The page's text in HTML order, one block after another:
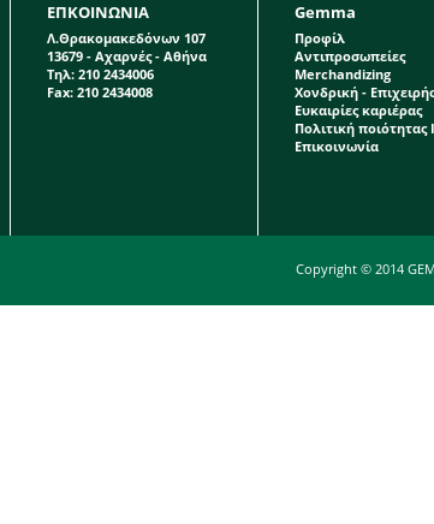
ΕΠΚΟΙΝΩΝΙΑ
Λ.Θρακομακεδόνων 107
13679 - Αχαρνές - Αθήνα
Τηλ: 210 2434006
Fax: 210 2434008
Gemma
Προφίλ
Αντιπροσωπείες
Merchandizing
Χονδρική -
Ευκαιρίες καριέρας
Πολιτική ποιότητας
Επικοινωνία
Copyright © 2014